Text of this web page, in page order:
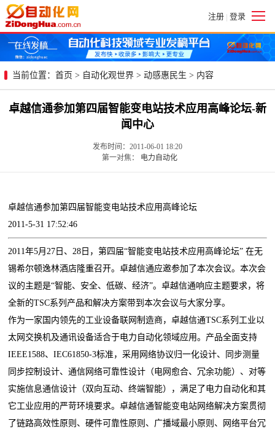
注册 | 登录
当前位置： 首页 > 自动化观世界 > 动感惠民生 > 内容
卓越信通参加第四届智能变电站技术应用高峰论坛-新
闻中心
发布时间：2011-06-01 18:20
第一对焦：
电力自动化
卓越信通参加第四届智能变电站技术应用高峰论坛
2011-5-31 17:52:46
2011年5月27日、28日，第四届“智能变电站技术应用高峰论坛” 在无
锡希尔顿逸林酒店隆重召开。卓越信通应邀参加了本次会议。本次会
议的主题是“智能、安全、低碳、经济”。卓越信通响应主题要求，将
全新的TSC系列产品和解决方案带到本次会议与大家分享。
作为一家国内领先的工业设备联网制造商，卓越信通TSC系列工业以
太网交换机及通讯设备适合于电力自动化领域应用。产品全面支持
IEEE1588、IEC61850-3标准，采用网络协议归一化设计、同步测量
同步控制设计、通信网络可靠性设计（电网愈合、冗余功能）、对等
实施信息通信设计（双向互动、终端智能），满足了电力自动化和其
它工业应用的严苛环境要求。卓越信通智能变电站网络解决方案贯彻
了链路高效性原则、硬件可靠性原则、广播域最小原则、网络平台冗